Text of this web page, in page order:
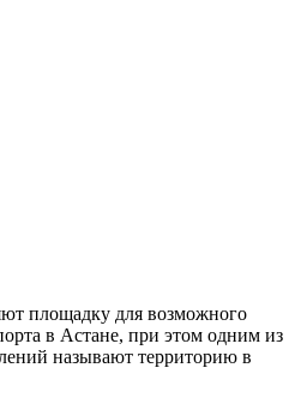
площадку для возможного
в Астане, при этом одним из
называют территорию в